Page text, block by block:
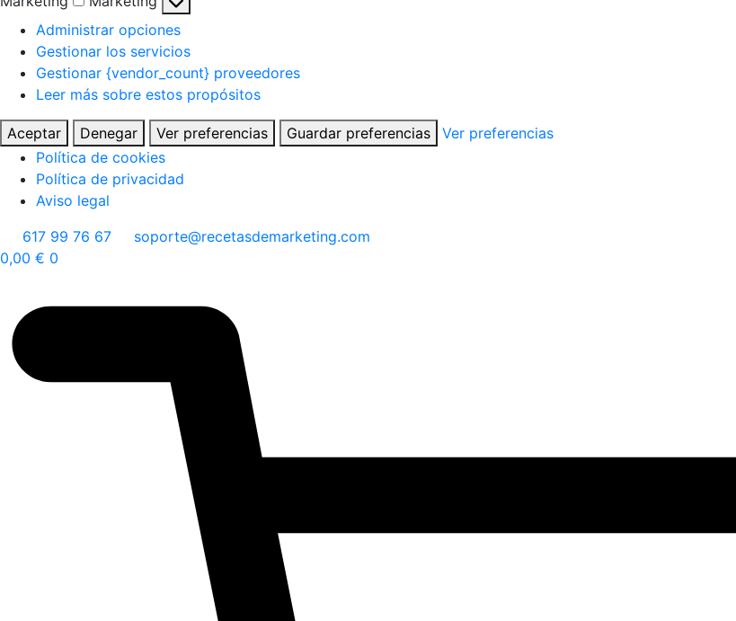
Administrar opciones
Gestionar los servicios
Gestionar {vendor_count} proveedores
Leer más sobre estos propósitos
Aceptar Denegar Ver preferencias Guardar preferencias
Ver preferencias
Política de cookies
Política de privacidad
Aviso legal
617 99 76 67
soporte@recetasdemarketing.com
0,00 € 0